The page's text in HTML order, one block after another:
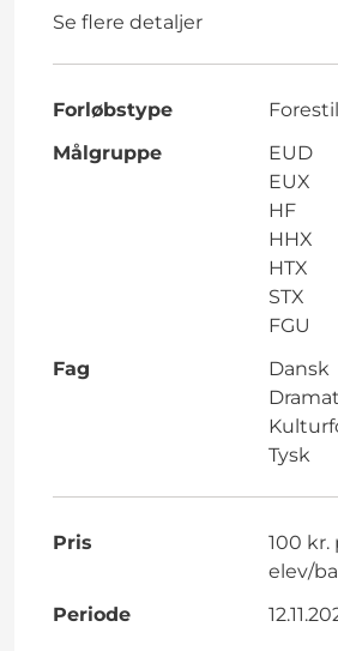
Se flere detaljer
Forløbstype
Målgruppe
EUD
EUX
HF
HHX
HTX
STX
FGU
Fag
Dansk
Tysk
Pris
100 kr.
elev/
Periode